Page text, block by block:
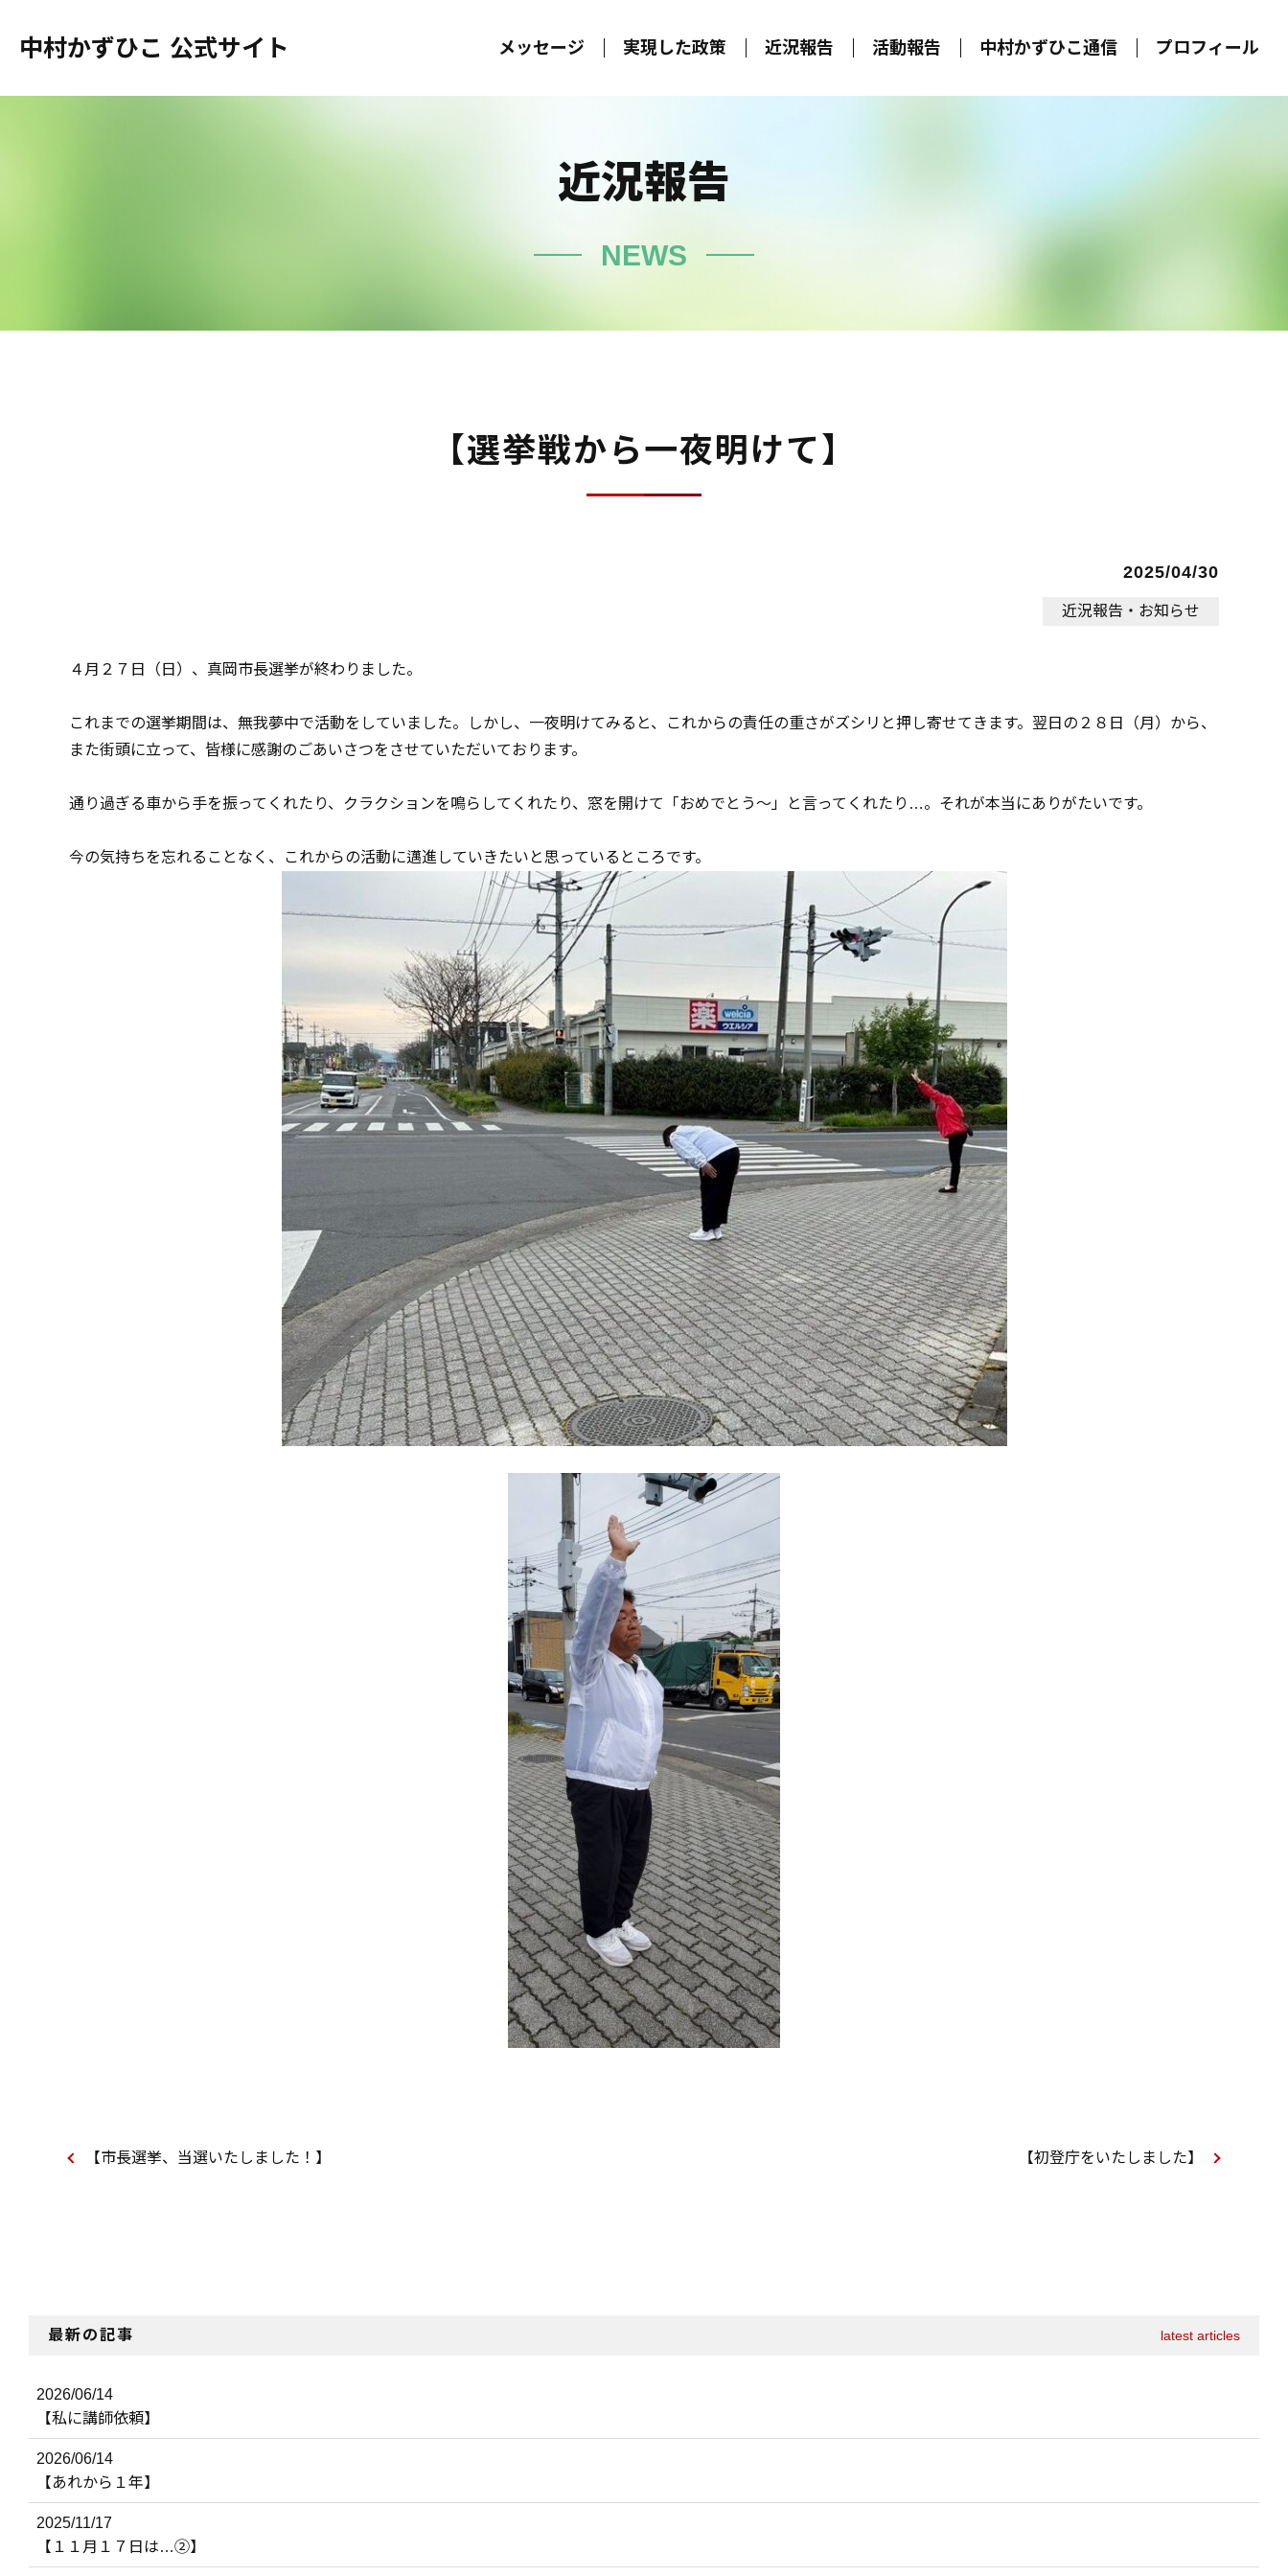
中村かずひこ 公式サイト メッセージ 実現した政策 近況報告 活動報告 中村かずひこ通信 プロフィール
近況報告
NEWS
【選挙戦から一夜明けて】
2025/04/30
近況報告・お知らせ
４月２７日（日）、真岡市長選挙が終わりました。
これまでの選挙期間は、無我夢中で活動をしていました。しかし、一夜明けてみると、これからの責任の重さがズシリと押し寄せてきます。翌日の２８日（月）から、
また街頭に立って、皆様に感謝のごあいさつをさせていただいております。
通り過ぎる車から手を振ってくれたり、クラクションを鳴らしてくれたり、窓を開けて「おめでとう〜」と言ってくれたり…。それが本当にありがたいです。
今の気持ちを忘れることなく、これからの活動に邁進していきたいと思っているところです。
【市長選挙、当選いたしました！】 【初登庁をいたしました】
最新の記事 latest articles
2026/06/14
【私に講師依頼】
2026/06/14
【あれから１年】
2025/11/17
【１１月１７日は…②】